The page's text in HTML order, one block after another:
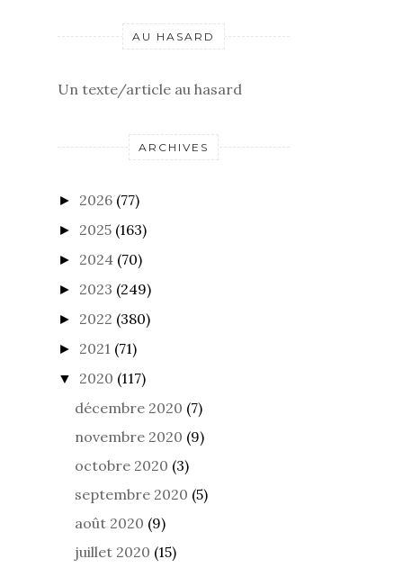
AU HASARD
Un texte/article au hasard
ARCHIVES
► 2026 (77)
► 2025 (163)
► 2024 (70)
► 2023 (249)
► 2022 (380)
► 2021 (71)
▼ 2020 (117)
décembre 2020 (7)
novembre 2020 (9)
octobre 2020 (3)
septembre 2020 (5)
août 2020 (9)
juillet 2020 (15)